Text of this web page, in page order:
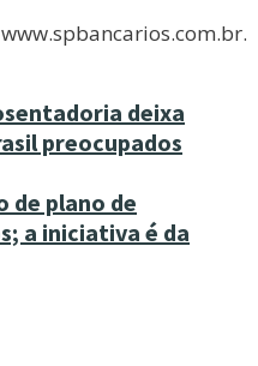
www.spbancarios.com.br.
deixa
preocupados
de plano de
a iniciativa é da